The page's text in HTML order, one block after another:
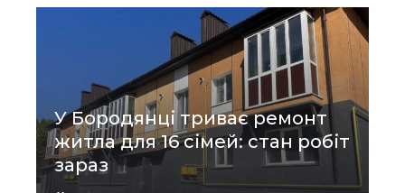
У Бородянці триває ремонт
житла для 16 сімей: стан робіт
зараз